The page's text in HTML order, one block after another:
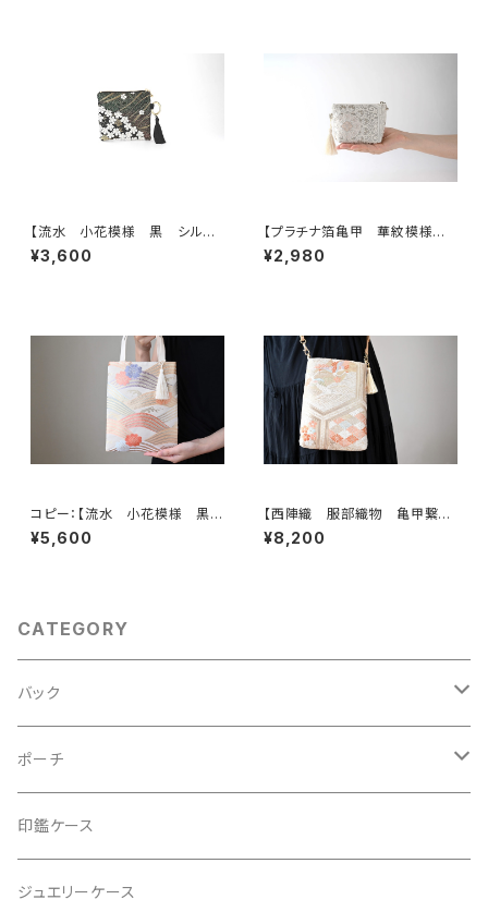
【流水 小花模様 黒 シルク
帯リメイク バッグチャーム型ス
クエアポーチ】メイクポーチ 旅
¥3,600
【プラチナ箔亀甲 華紋模様
シルク帯リメイク ミニポーチ】
カードケース、ポーチ小さめ、ジ
¥2,980
コピー：【流水 小花模様 黒
シルク 帯リメイク ミニサブバッ
ク フォーマルバック】日常使い、
¥5,600
【西陣織 服部織物 亀甲繋ぎ
に鳳凰・花模様 帯リメイク
スマホショルダーバッグ】日常使
¥8,200
CATEGORY
バック
2Wayクラッチバッグ＆ハンドバッグ
ハンドバッグ・ショルダーバッグ
スマホショルダー、サコッシュ
ポーチ
コロンとした大容量コスメポーチ
ミニポーチ
印鑑ケース
ジュエリーケース